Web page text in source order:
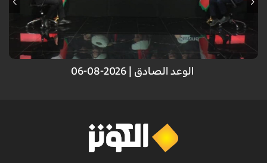
انتصار الجمهورية الإسلامية أمام العدو الصهيوني.. انتصار لكل الأمة الإسلامية
الوعد الصادق | 2026-08-06